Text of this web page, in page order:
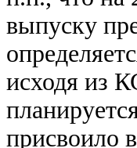
выпуску
исходя из
присвоило